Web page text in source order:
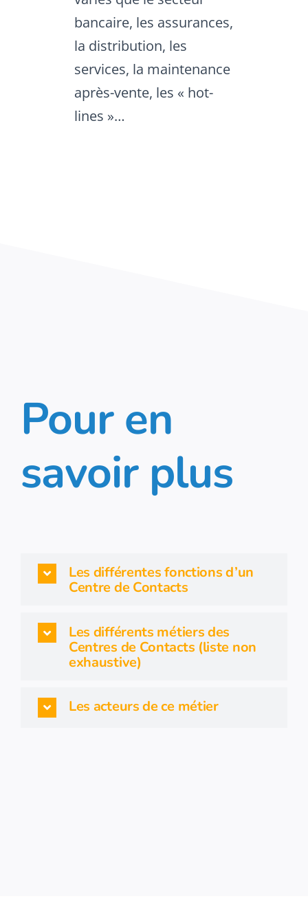
bancaire, les assurances,
la distribution, les
services, la maintenance
après-vente, les « hot-
lines »…
Pour en
savoir plus
Les différentes fonctions d’un
Centre de Contacts
Les différents métiers des
Centres de Contacts (liste non
exhaustive)
Les acteurs de ce métier